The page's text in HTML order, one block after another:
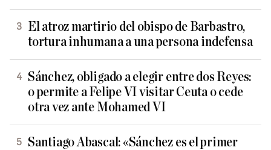
El atroz martirio del obispo de Barbastro,
tortura inhumana a una persona indefensa
Sánchez, obligado a elegir entre dos Reyes:
o permite a Felipe VI visitar Ceuta o cede
otra vez ante Mohamed VI
Santiago Abascal: «Sánchez es el primer